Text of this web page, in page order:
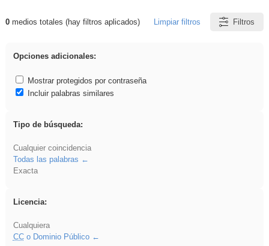
Resultados de: Oratoria
0medios totales (hay filtros aplicados) Limpiar filtros Filtros
Opciones adicionales:
Mostrar protegidos por contraseña
Incluir palabras similares
Tipo de búsqueda:
Cualquier coincidencia
Todas las palabras
Exacta
Licencia:
Cualquiera
CCo Dominio Público